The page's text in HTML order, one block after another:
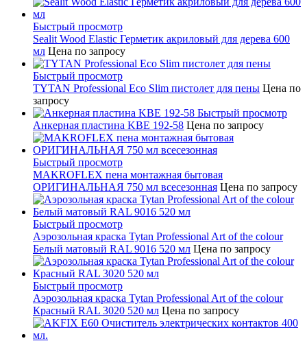
Быстрый просмотр
Sealit Wood Elastic Герметик акриловый для дерева 600
мл Цена по запросу
Быстрый просмотр
TYTAN Professional Eco Slim пистолет для пены Цена по
запросу
Быстрый просмотр
Анкерная пластина KBE 192-58 Цена по запросу
Быстрый просмотр
MAKROFLEX пена монтажная бытовая
ОРИГИНАЛЬНАЯ 750 мл всесезонная Цена по запросу
Быстрый просмотр
Аэрозольная краска Tytan Professional Art of the colour
Белый матовый RAL 9016 520 мл Цена по запросу
Быстрый просмотр
Аэрозольная краска Tytan Professional Art of the colour
Красный RAL 3020 520 мл Цена по запросу